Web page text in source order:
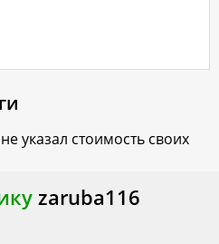
не указал стоимость своих
zaruba116